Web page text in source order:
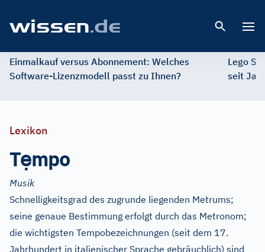
Einmalkauf versus Abonnement: Welches
Software-Lizenzmodell passt zu Ihnen?
Lego
seit
Lexikon
Tẹmpo
Musik
Schnelligkeitsgrad des zugrunde liegenden Metrums;
seine genaue Bestimmung erfolgt durch das Metronom;
die wichtigsten Tempobezeichnungen (seit dem 17.
Jahrhundert in italienischer Sprache gebräuchlich) sind